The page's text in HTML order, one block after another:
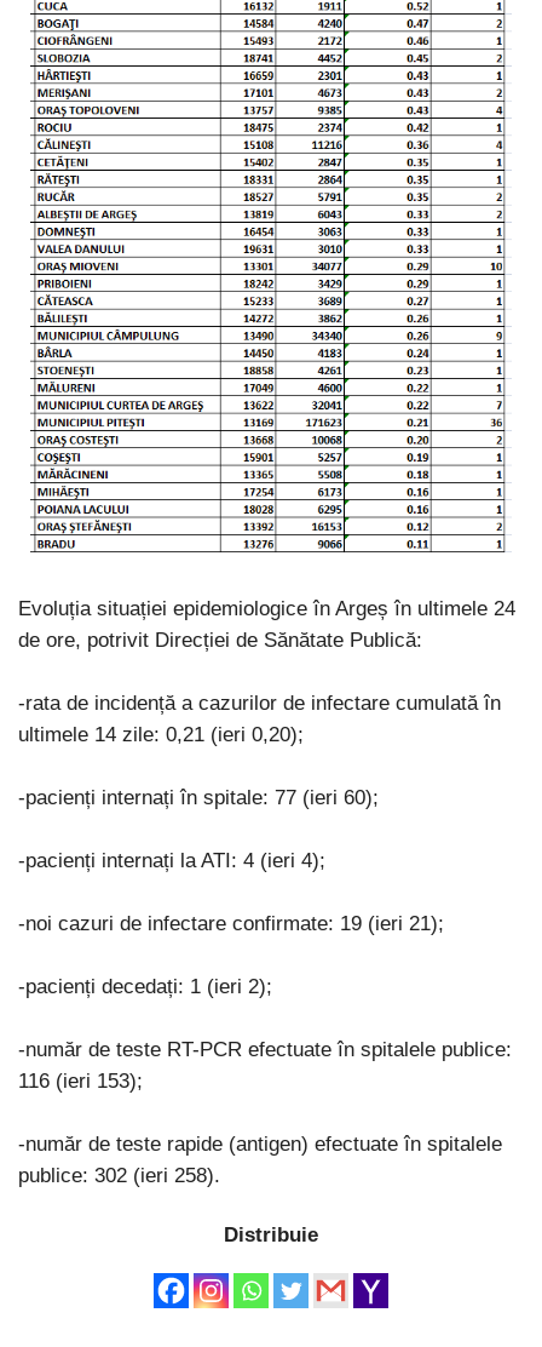
Evoluția situației epidemiologice în Argeș în ultimele 24
de ore, potrivit Direcției de Sănătate Publică:
-rata de incidență a cazurilor de infectare cumulată în
ultimele 14 zile: 0,21 (ieri 0,20);
-pacienți internați în spitale: 77 (ieri 60);
-pacienți internați la ATI: 4 (ieri 4);
-noi cazuri de infectare confirmate: 19 (ieri 21);
-pacienți decedați: 1 (ieri 2);
-număr de teste RT-PCR efectuate în spitalele publice:
116 (ieri 153);
-număr de teste rapide (antigen) efectuate în spitalele
publice: 302 (ieri 258).
Distribuie